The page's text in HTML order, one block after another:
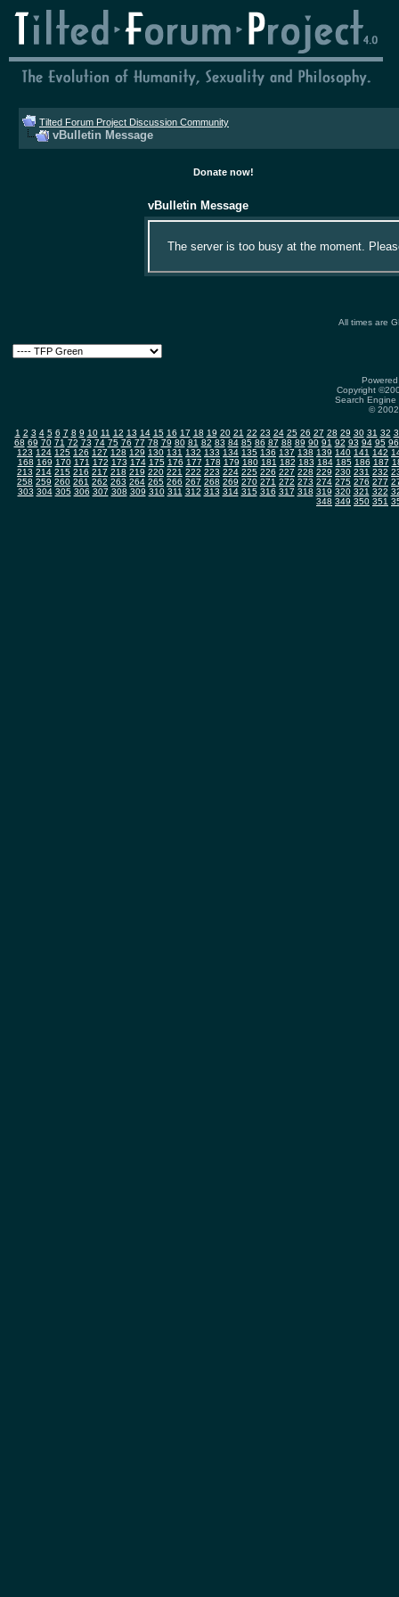
Tilted Forum Project Discussion Community
vBulletin Message
Donate now!
vBulletin Message
The server is too busy at the moment.
All times are
Copyright
Search
©
1 2 3 4 5 6 7 8 9 10 11 12 13 14 15 16 17 18 19 20 21 22 23 24 25 26 27 28 29 30 31 32
68 69 70 71 72 73 74 75 76 77 78 79 80 81 82 83 84 85 86 87 88 89 90 91 92 93 94 95 96
123 124 125 126 127 128 129 130 131 132 133 134 135 136 137 138 139 140 141 142
168 169 170 171 172 173 174 175 176 177 178 179 180 181 182 183 184 185 186 187
213 214 215 216 217 218 219 220 221 222 223 224 225 226 227 228 229 230 231 232
258 259 260 261 262 263 264 265 266 267 268 269 270 271 272 273 274 275 276 277
303 304 305 306 307 308 309 310 311 312 313 314 315 316 317 318 319 320 321 322
348 349 350 351